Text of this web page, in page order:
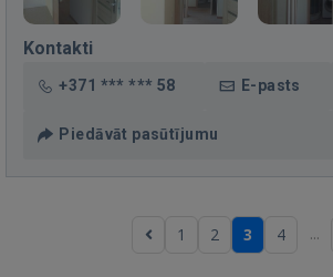
Kontakti
+371 *** *** 58 E-pasts
Piedāvāt pasūtījumu
1 2 3 4 ...